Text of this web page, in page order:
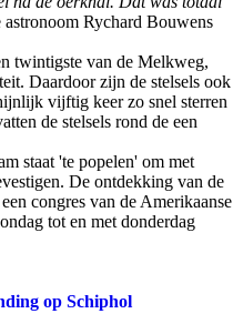
Rychard Bouwens
twintigste van de Melkweg,
Daardoor zijn de stelsels ook
vijftig keer zo snel sterren
de stelsels rond de een
staat 'te popelen' om met
De ontdekking van de
congres van de Amerikaanse
tot en met donderdag
op Schiphol